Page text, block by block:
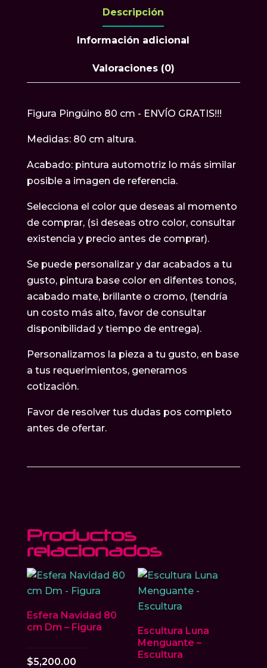
Descripción
Información adicional
Valoraciones (0)
Figura Pingüino 80 cm - ENVÍO GRATIS!!!
Medidas: 80 cm altura.
Acabado: pintura automotriz lo más similar
posible a imagen de referencia.
Selecciona el color que deseas al momento
de comprar, (si deseas otro color, consultar
existencia y precio antes de comprar).
Se puede personalizar y dar acabados a tu
gusto, pintura base color en difentes tonos,
acabado mate, brillante o cromo, (tendría
un costo más alto, favor de consultar
disponibilidad y tiempo de entrega).
Personalizamos la pieza a tu gusto, en base
a tus requerimientos, generamos
cotización.
Favor de resolver tus dudas pos completo
antes de ofertar.
Productos
relacionados
Esfera Navidad 80
cm Dm – Figura
$5,200.00
Escultura Luna
Menguante –
Escultura